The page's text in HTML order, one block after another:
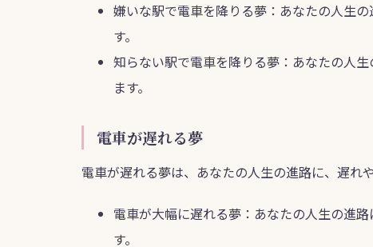
嫌いな駅で電車を降りる夢：あなたの人生
す。
知らない駅で電車を降りる夢：あなたの人
ます。
電車が遅れる夢
電車が遅れる夢は、あなたの人生の進路に、遅れ
電車が大幅に遅れる夢：あなたの人生の進
す。